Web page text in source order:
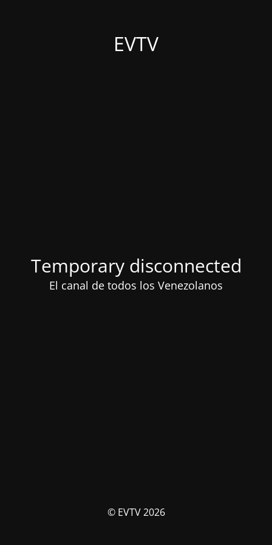
EVTV
Temporary disconnected
El canal de todos los Venezolanos
© EVTV 2026